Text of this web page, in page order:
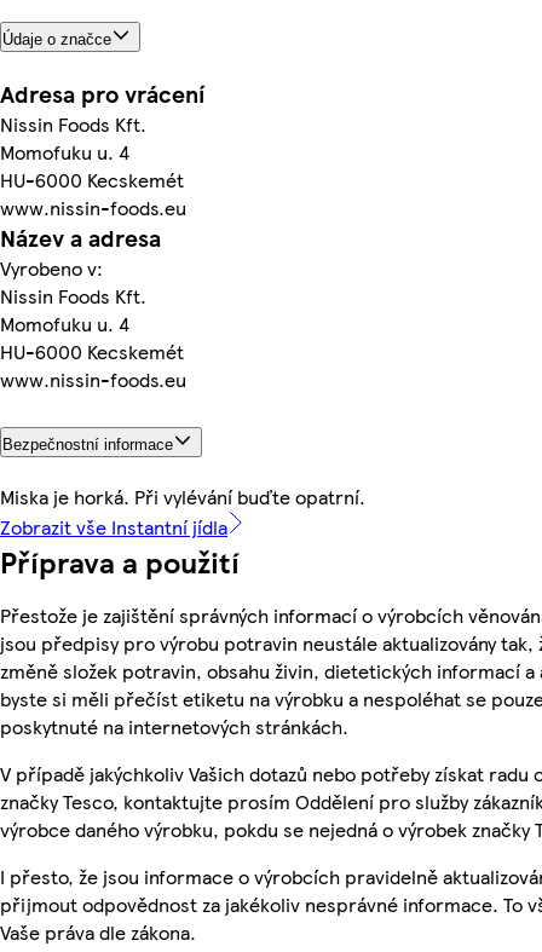
Údaje o značce
Adresa pro vrácení
Nissin Foods Kft.
Momofuku u. 4
HU-6000 Kecskemét
www.nissin-foods.eu
Název a adresa
Vyrobeno v:
Nissin Foods Kft.
Momofuku u. 4
HU-6000 Kecskemét
www.nissin-foods.eu
Bezpečnostní informace
Miska je horká. Při vylévání buďte opatrní.
Zobrazit vše Instantní jídla
Příprava a použití
Přestože je zajištění správných informací o výrobcích
jsou předpisy pro výrobu potravin neustále aktualizovány tak,
změně složek potravin, obsahu živin, dietetických informací a
byste si měli přečíst etiketu na výrobku a nespoléhat se
poskytnuté na internetových stránkách.
V případě jakýchkoliv Vašich dotazů nebo potřeby získat radu
značky Tesco, kontaktujte prosím Oddělení pro služby
výrobce daného výrobku, pokdu se nejedná o výrobek značky
I přesto, že jsou informace o výrobcích pravidelně
přijmout odpovědnost za jakékoliv nesprávné informace. To
Vaše práva dle zákona.